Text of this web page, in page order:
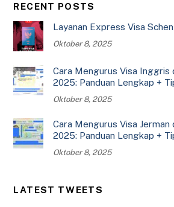
RECENT POSTS
Layanan Express Visa
Oktober 8, 2025
Cara Mengurus Visa Inggris
2025: Panduan Lengkap +
Oktober 8, 2025
Cara Mengurus Visa Jerman
2025: Panduan Lengkap +
Oktober 8, 2025
LATEST TWEETS